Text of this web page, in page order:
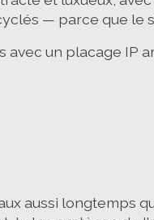
— parce que le
avec un placage IP
aussi longtemps